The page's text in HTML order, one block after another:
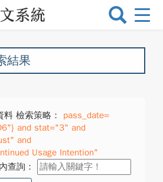
選
換
結果
料 檢索策略：
pass_date=
and stat="3" and
and
Usage Intention"
查詢：